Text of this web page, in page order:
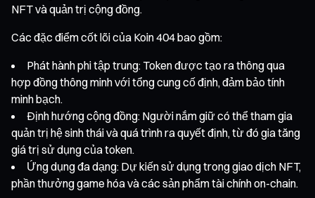
NFT và quản trị cộng đồng.
Các đặc điểm cốt lõi của Koin 404 bao gồm:
Phát hành phi tập trung: Token được tạo ra thông qua
hợp đồng thông minh với tổng cung cố định, đảm bảo tính
minh bạch.
Định hướng cộng đồng: Người nắm giữ có thể tham gia
quản trị hệ sinh thái và quá trình ra quyết định, từ đó gia tăng
giá trị sử dụng của token.
Ứng dụng đa dạng: Dự kiến sử dụng trong giao dịch NFT,
phần thưởng game hóa và các sản phẩm tài chính on-chain.